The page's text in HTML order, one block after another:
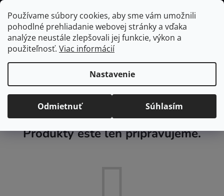
Používame súbory cookies, aby sme vám umožnili
pohodlné prehliadanie webovej stránky a vďaka
analýze neustále zlepšovali jej funkcie, výkon a
použiteľnosť. Viac informácií
Nastavenie
Odmietnuť Súhlasím
Prejsť
na
obsah
Hľadať
Domov
/ Domácnosť / Textil a úložné boxy / Rohožky a sieťky proti
hmyzu
Rohožky a sieťky proti
hmyzu
Produkty ešte len pripravujeme.